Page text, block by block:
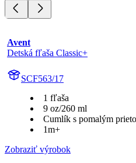
Avent
Detská fľaša Classic+
SCF563/17
1 fľaša
9 oz/260 ml
Cumlík s pomalým
1m+
Zobraziť výrobok